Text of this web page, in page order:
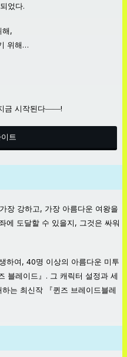
었다.
해,
위해…
금 시작된다――!
트
장 강하고, 가장 아름다운 여왕을
에 도달할 수 있을지, 그것은 싸워
하여, 40명 이상의 아름다운 미투
블레이드』. 그 캐릭터 설정과 세
는 최신작 『퀸즈 브레이드블레